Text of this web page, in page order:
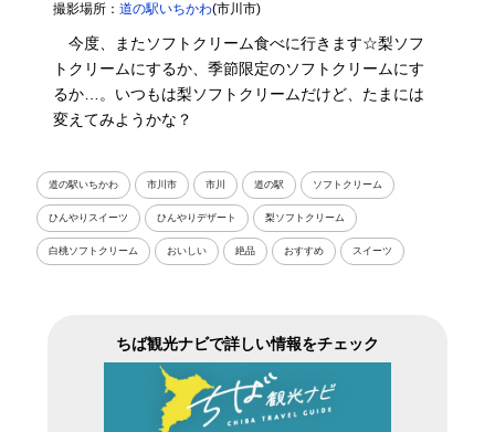
撮影場所：道の駅いちかわ(市川市)
今度、またソフトクリーム食べに行きます☆梨ソフ
トクリームにするか、季節限定のソフトクリームにす
るか…。いつもは梨ソフトクリームだけど、たまには
変えてみようかな？
道の駅いちかわ 市川市 市川 道の駅 ソフトクリーム
ひんやりスイーツ ひんやりデザート 梨ソフトクリーム
白桃ソフトクリーム おいしい 絶品 おすすめ スイーツ
ちば観光ナビで詳しい情報をチェック